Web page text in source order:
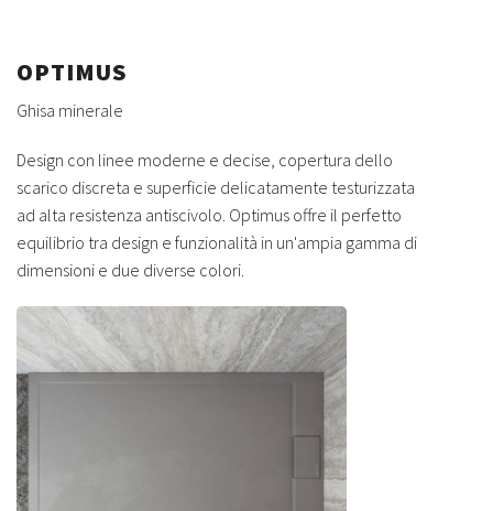
OPTIMUS
Ghisa minerale
Design con linee moderne e decise, copertura dello
scarico discreta e superficie delicatamente testurizzata
ad alta resistenza antiscivolo. Optimus offre il perfetto
equilibrio tra design e funzionalità in un'ampia gamma di
dimensioni e due diverse colori.